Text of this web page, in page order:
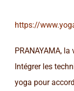
https://
PRANAYAMA,
Intégrer les
yoga pour